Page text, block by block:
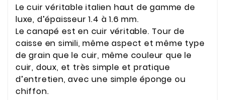
Le cuir véritable italien haut de gamme de
luxe, d’épaisseur 1.4 à 1.6 mm.
Le canapé est en cuir véritable. Tour de
caisse en simili, même aspect et même type
de grain que le cuir, même couleur que le
cuir, doux, et très simple et pratique
d’entretien, avec une simple éponge ou
chiffon.